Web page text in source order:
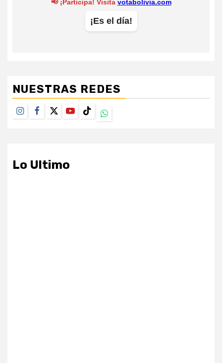
NUESTRAS REDES
Instagram
Facebook
TwitterYoutubeTikTokWhatsapp
Lo Ultimo